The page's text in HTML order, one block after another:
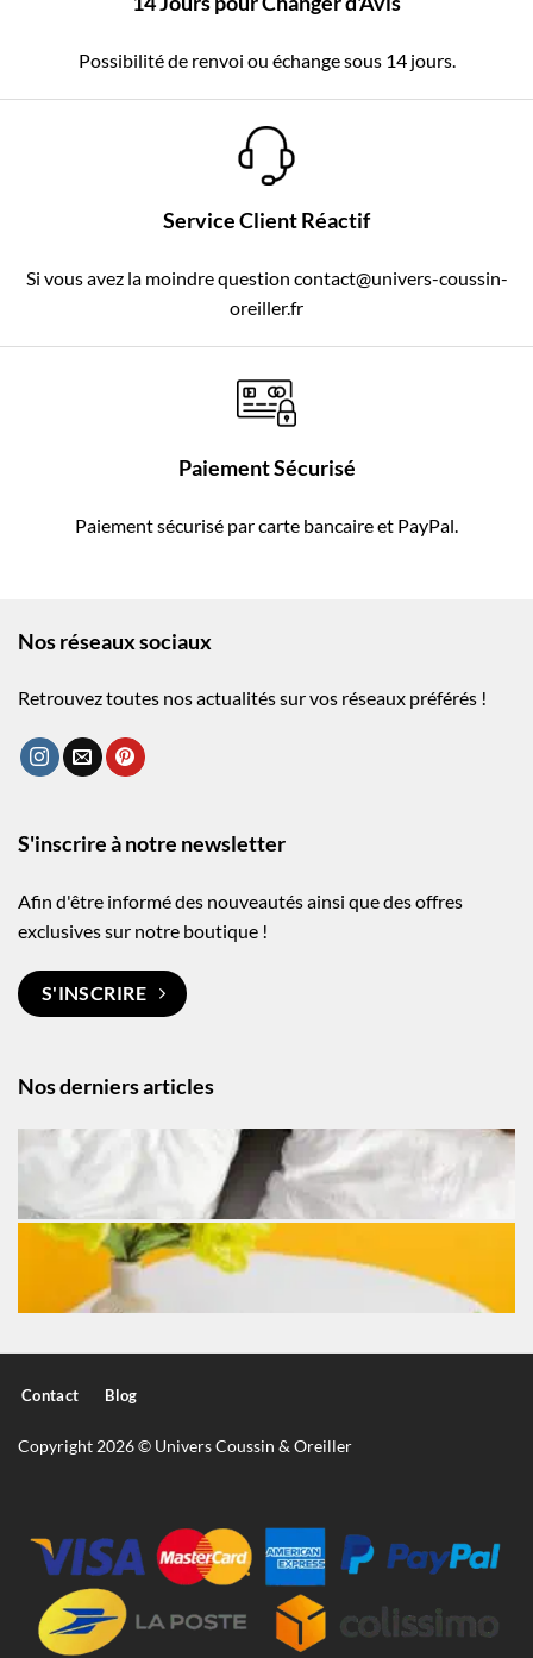
Possibilité de renvoi ou échange sous 14 jours.
Service Client Réactif
Si vous avez la moindre question contact@univers-coussin-
oreiller.fr
Paiement Sécurisé
Paiement sécurisé par carte bancaire et PayPal.
Nos réseaux sociaux
Retrouvez toutes nos actualités sur vos réseaux préférés !
Nos derniers articles
S'inscrire à notre newsletter
Afin d'être informé des nouveautés ainsi que des offres
exclusives sur notre boutique !
S'INSCRIRE
Contact Blog
Copyright 2026 © Univers Coussin & Oreiller